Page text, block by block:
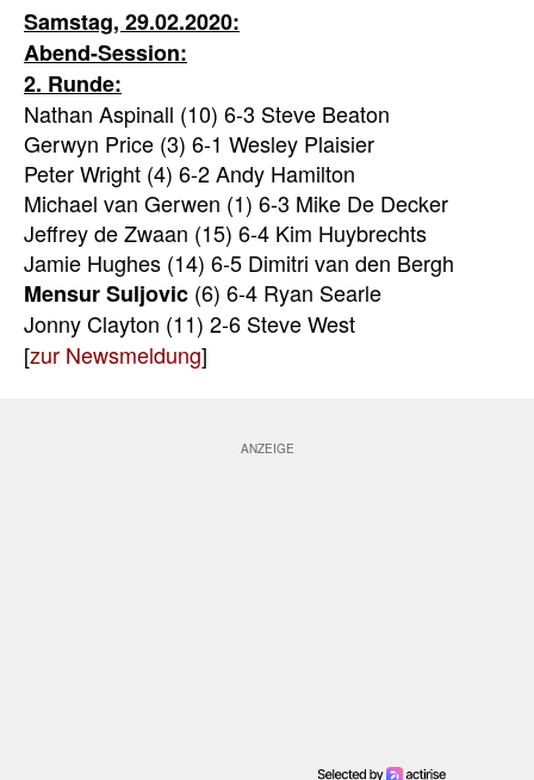
Samstag, 29.02.2020:
Abend-Session:
2. Runde:
Nathan Aspinall (10) 6-3 Steve Beaton
Gerwyn Price (3) 6-1 Wesley Plaisier
Peter Wright (4) 6-2 Andy Hamilton
Michael van Gerwen (1) 6-3 Mike De Decker
Jeffrey de Zwaan (15) 6-4 Kim Huybrechts
Jamie Hughes (14) 6-5 Dimitri van den Bergh
Mensur Suljovic (6) 6-4 Ryan Searle
Jonny Clayton (11) 2-6 Steve West
[zur Newsmeldung]